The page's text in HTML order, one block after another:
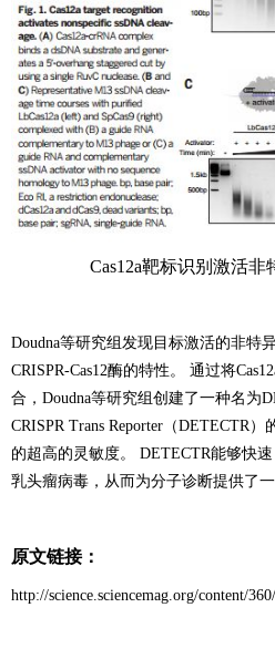
Cas12a靶标识别激活非
Doudna等研究组发现目标激活的非特
CRISPR-Cas12酶的特性。 通过将
合，Doudna等研究组创建了一种名为
CRISPR Trans Reporter（DETECTR
的超高的灵敏度。 DETECTR能够快
乳头瘤病毒，从而为分子诊断提供了一
原文链接：
http://science.sciencemag.org/content/